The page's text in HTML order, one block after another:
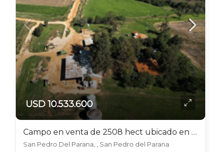
USD 10.533.600
Campo en venta de 2508 hect ubicado en San Pedro del Paraná
San Pedro Del Parana, , San Pedro del Parana